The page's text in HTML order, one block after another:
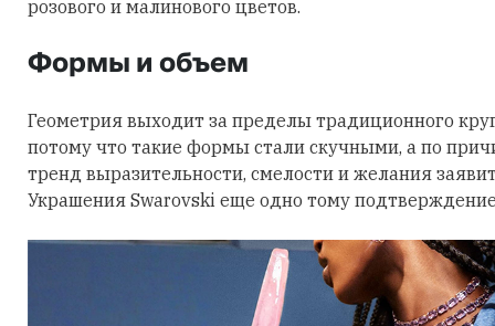
розового и малинового цветов.
Формы и объем
Геометрия выходит за пределы традиционного
потому что такие формы стали скучными, а по
тренд выразительности, смелости и желания
Украшения Swarovski еще одно тому